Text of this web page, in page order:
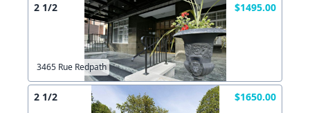
2 1/2 $1495.00
3465 Rue Redpath
2 1/2 $1650.00